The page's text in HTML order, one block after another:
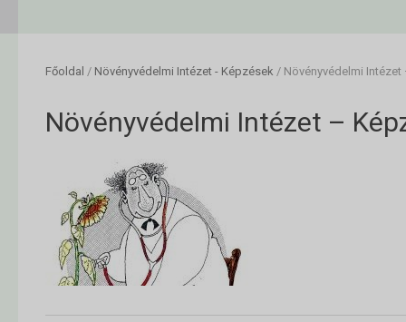
Főoldal / Növényvédelmi Intézet - Képzések / Növényvédelmi
Növényvédelmi Intézet –